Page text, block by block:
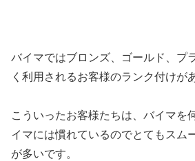
バイマではブロンズ、ゴールド、プ
く利用されるお客様のランク付けが
こういったお客様たちは、バイマを
イマには慣れているのでとてもスム
が多いです。